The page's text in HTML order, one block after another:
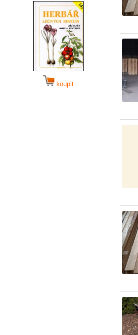
koupit